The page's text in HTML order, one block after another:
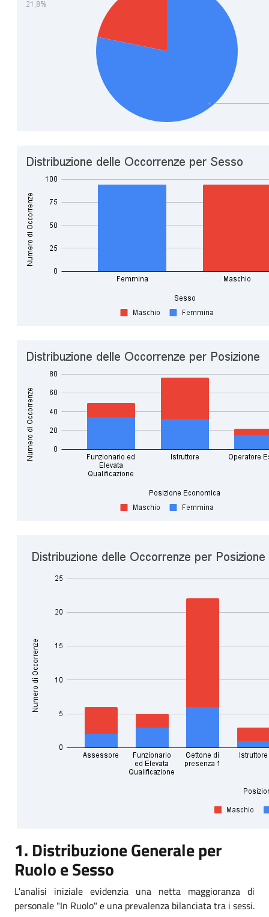
1. Distribuzione Generale per
Ruolo e Sesso
L'analisi iniziale evidenzia una netta maggioranza di
personale "In Ruolo" e una prevalenza bilanciata tra i sessi.